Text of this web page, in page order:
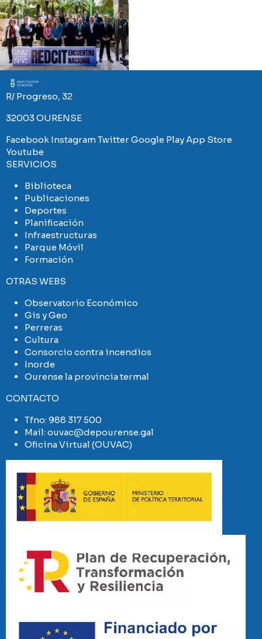
Imaxe
R/ Progreso, 32
32003 OURENSE
Facebook InstagramTwitterGoogle PlayApp Store
Youtube
SERVICIOS
Biblioteca
Publicaciones
Deportes
Planificación
Infraestructuras
Parque Móvil
Formación
OTRAS WEBS
Observatorio Económico
Gis y Geo
Perreras
Cultura
Consorcio contra incendios
Inorde
Ourense la provincia termal
CONTACTO
Tfno:988 317 500
Mail:ouvac@depourense.gal
Oficina Virtual (OUVAC)